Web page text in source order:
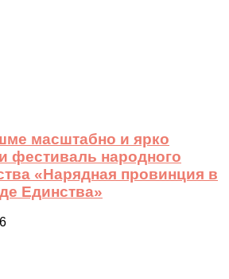
масштабно и ярко
фестиваль народного
«Нарядная провинция в
Единства»